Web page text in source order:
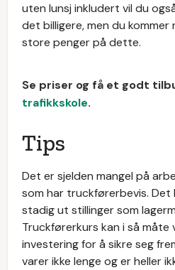
uten lunsj inkludert vil du
det billigere, men du kommer
store penger på dette.
Se priser og få et godt
trafikkskole.
Tips
Det er sjelden mangel på
som har truckførerbevis. Det
stadig ut stillinger som
Truckførerkurs kan i så
investering for å sikre seg
varer ikke lenge og er heller